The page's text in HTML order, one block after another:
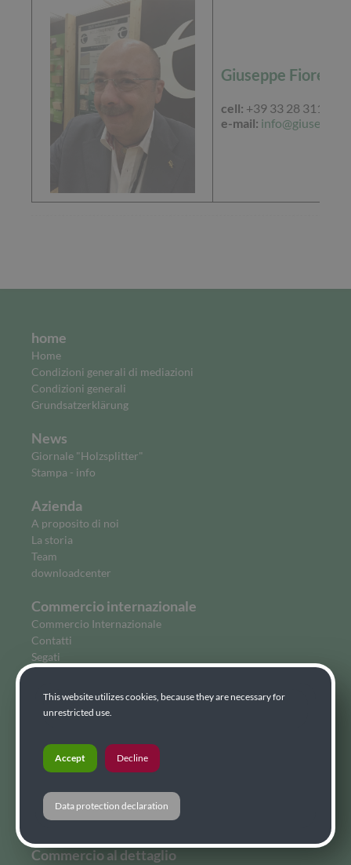
Giuseppe Fiore
cell: +39 33 28 311 5
e-mail:
home
Home
Condizioni generali di mediazioni
Condizioni generali
Grundsatzerklärung
News
Giornale "Holzsplitter"
Stampa - info
Azienda
A proposito di noi
La storia
Team
downloadcenter
Commercio internazionale
Commercio Internazionale
Contatti
Segati
Bio combustibili
Alloggio
Larice siberiano
Flexolar
Commercio al dettaglio
This website utilizes cookies, because they are necessary for
unrestricted use.
Accept Decline
Data protection declaration